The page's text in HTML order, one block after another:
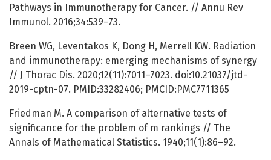
Pathways in Immunotherapy for Cancer. // Annu Rev
Immunol. 2016;34:539–73.
Breen WG, Leventakos K, Dong H, Merrell KW. Radiation
and immunotherapy: emerging mechanisms of synergy
// J Thorac Dis. 2020;12(11):7011–7023. doi:10.21037/jtd-
2019-cptn-07. PMID:33282406; PMCID:PMC7711365
Friedman M. A comparison of alternative tests of
significance for the problem of m rankings // The
Annals of Mathematical Statistics. 1940;11(1):86–92.